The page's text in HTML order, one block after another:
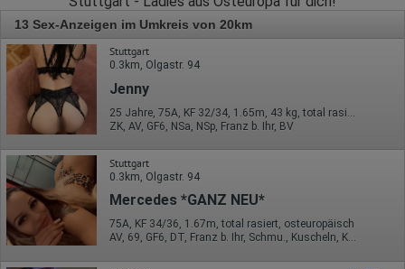
13 Sex-Anzeigen im Umkreis von 20km
Stuttgart
0.3km, Olgastr. 94
Jenny
25 Jahre, 75A, KF 32/34, 1.65m, 43 kg, total rasiert, osteuropäisch
ZK, AV, GF6, NSa, NSp, Franz b. Ihr, BV
Stuttgart
0.3km, Olgastr. 94
Mercedes *GANZ NEU*
75A, KF 34/36, 1.67m, total rasiert, osteuropäisch
AV, 69, GF6, DT, Franz b. Ihr, Schmu., Kuscheln, Körperküs.